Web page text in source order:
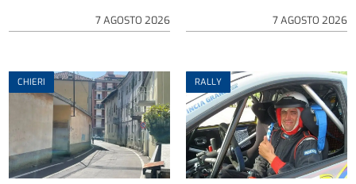
7 AGOSTO 2026 7 AGOSTO 2026
CHIERI RALLY